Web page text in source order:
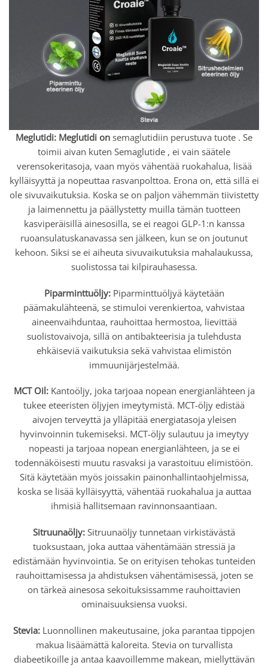
Meglutidi: Meglutidi on semaglutidiin perustuva tuote . Se
toimii aivan kuten Semaglutide , ei vain säätele
verensokeritasoja, vaan myös vähentää ruokahalua, lisää
kylläisyyttä ja nopeuttaa rasvanpolttoa. Erona on, että sillä ei
ole sivuvaikutuksia. Koska se on paljon vähemmän tiivistetty
ja laimennettu ja päällystetty muilla tämän tuotteen
kasviperäisillä ainesosilla, se ei reagoi GLP-1:n kanssa
ruoansulatuskanavassa sen jälkeen, kun se on joutunut
kehoon. Siksi se ei aiheuta sivuvaikutuksia mahalaukussa,
suolistossa tai kilpirauhasessa.
Piparminttuöljy:Piparminttuöljyä käytetään
päämakulähteenä, se stimuloi verenkiertoa, vahvistaa
aineenvaihduntaa, rauhoittaa hermostoa, lievittää
suolistovaivoja, sillä on antibakteerisia ja tulehdusta
ehkäiseviä vaikutuksia sekä vahvistaa elimistön
immuunijärjestelmää.
MCT Oil:Kantoöljy, joka tarjoaa nopean energianlähteen ja
tukee eteeristen öljyjen imeytymistä. MCT-öljy edistää
aivojen terveyttä ja ylläpitää energiatasoja yleisen
hyvinvoinnin tukemiseksi. MCT-öljy sulautuu ja imeytyy
nopeasti ja tarjoaa nopean energianlähteen, ja se ei
todennäköisesti muutu rasvaksi ja varastoituu elimistöön.
Sitä käytetään myös joissakin painonhallintaohjelmissa,
koska se lisää kylläisyyttä, vähentää ruokahalua ja auttaa
ihmisiä hallitsemaan ravinnonsaantiaan.
Sitruunaöljy: Sitruunaöljy tunnetaan virkistävästä
tuoksustaan, joka auttaa vähentämään stressiä ja
edistämään hyvinvointia. Se on erityisen tehokas tunteiden
rauhoittamisessa ja ahdistuksen vähentämisessä, joten se
on tärkeä ainesosa sekoituksissamme rauhoittavien
ominaisuuksiensa vuoksi.
Stevia: Luonnollinen makeutusaine, joka parantaa tippojen
makua lisäämättä kaloreita. Stevia on turvallista
diabeetikoille ja antaa kaavoillemme makean, miellyttävän